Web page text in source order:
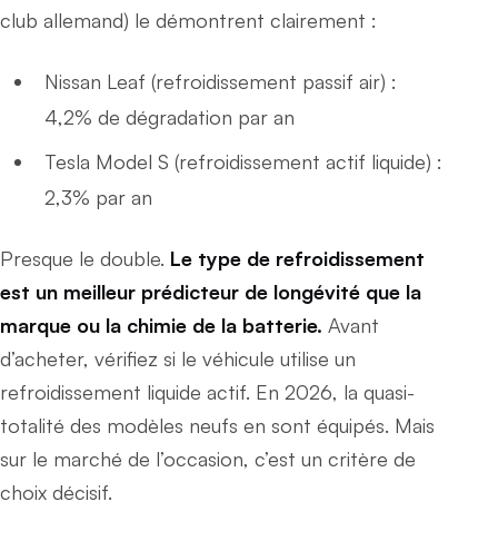
club allemand) le démontrent clairement :
Nissan Leaf (refroidissement passif air) :
4,2% de dégradation par an
Tesla Model S (refroidissement actif liquide) :
2,3% par an
Presque le double. Le type de refroidissement
est un meilleur prédicteur de longévité que la
marque ou la chimie de la batterie. Avant
d’acheter, vérifiez si le véhicule utilise un
refroidissement liquide actif. En 2026, la quasi-
totalité des modèles neufs en sont équipés. Mais
sur le marché de l’occasion, c’est un critère de
choix décisif.